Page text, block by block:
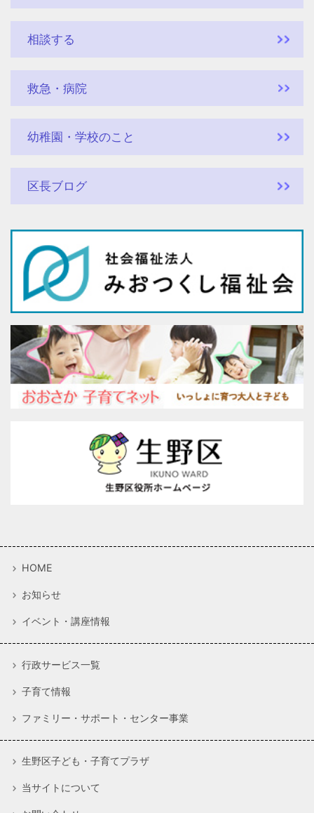
相談する
救急・病院
幼稚園・学校のこと
区長ブログ
HOME
お知らせ
イベント・講座情報
行政サービス一覧
子育て情報
ファミリー・サポート・センター事業
生野区子ども・子育てプラザ
当サイトについて